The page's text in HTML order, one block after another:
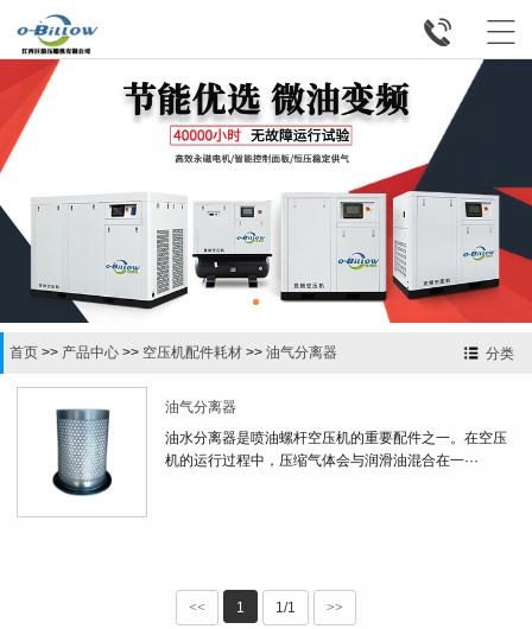


分类
首页 >> 产品中心 >> 空压机配件耗材 >> 油气分离器
油气分离器
油水分离器是喷油螺杆空压机的重要配件之一。在空压
机的运行过程中，压缩气体会与润滑油混合在一···
<< 1 1/1 >>